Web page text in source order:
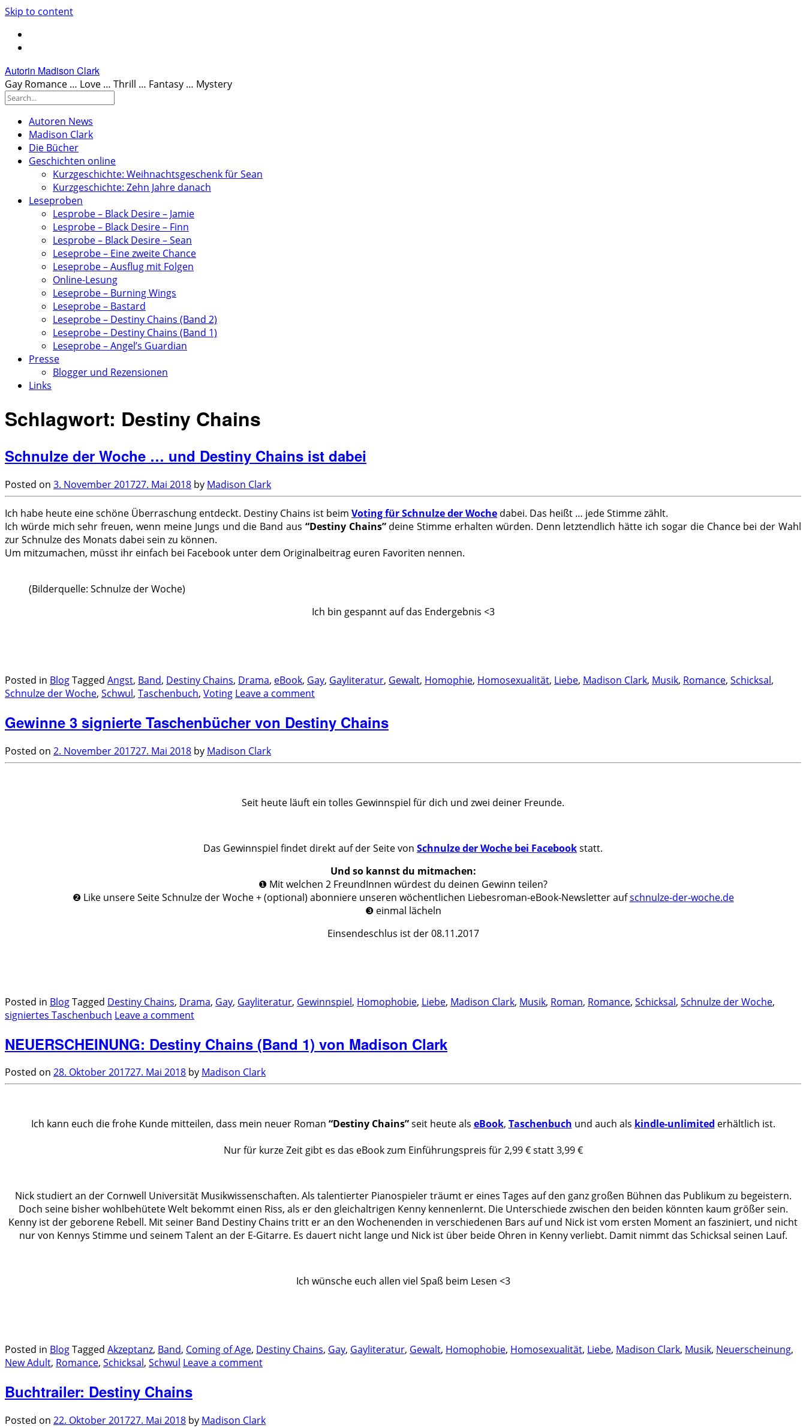
Skip to content
Autorin Madison Clark
Gay Romance … Love … Thrill … Fantasy … Mystery
Autoren News
Madison Clark
Die Bücher
Geschichten online
Kurzgeschichte: Weihnachtsgeschenk für Sean
Kurzgeschichte: Zehn Jahre danach
Leseproben
Lesprobe – Black Desire – Jamie
Lesprobe – Black Desire – Finn
Lesprobe – Black Desire – Sean
Leseprobe – Eine zweite Chance
Leseprobe – Ausflug mit Folgen
Online-Lesung
Leseprobe – Burning Wings
Leseprobe – Bastard
Leseprobe – Destiny Chains (Band 2)
Leseprobe – Destiny Chains (Band 1)
Leseprobe – Angel’s Guardian
Presse
Blogger und Rezensionen
Links
Schlagwort: Destiny Chains
Schnulze der Woche … und Destiny Chains ist dabei
Posted on 3. November 201727. Mai 2018 by Madison Clark
Ich habe heute eine schöne Überraschung entdeckt. Destiny Chains ist beim Voting für Schnulze der Woche dabei. Das heißt … jede Stimme zählt.
Ich würde mich sehr freuen, wenn meine Jungs und die Band aus “Destiny Chains”deine Stimme erhalten würden. Denn letztendlich hätte ich sogar die Chance bei der Wahl
zur Schnulze des Monats dabei sein zu können.
Um mitzumachen, müsst ihr einfach bei Facebook unter dem Originalbeitrag euren Favoriten nennen.
(Bilderquelle: Schnulze der Woche)
Ich bin gespannt auf das Endergebnis <3
Posted in BlogTagged Angst, Band, Destiny Chains, Drama, eBook, Gay, Gayliteratur, Gewalt, Homophie, Homosexualität, Liebe, Madison Clark, Musik, Romance, Schicksal,
Schnulze der Woche, Schwul, Taschenbuch, Voting Leave a comment
Gewinne 3 signierte Taschenbücher von Destiny Chains
Posted on 2. November 201727. Mai 2018 by Madison Clark
Seit heute läuft ein tolles Gewinnspiel für dich und zwei deiner Freunde.
Das Gewinnspiel findet direkt auf der Seite von Schnulze der Woche bei Facebookstatt.
Und so kannst du mitmachen:
❶ Mit welchen 2 FreundInnen würdest du deinen Gewinn teilen?
❷ Like unsere Seite Schnulze der Woche + (optional) abonniere unseren wöchentlichen Liebesroman-eBook-Newsletter aufschnulze-der-woche.de
❸ einmal lächeln
Einsendeschlus ist der 08.11.2017
Posted in BlogTagged Destiny Chains, Drama, Gay, Gayliteratur, Gewinnspiel, Homophobie, Liebe, Madison Clark, Musik, Roman, Romance, Schicksal, Schnulze der Woche,
signiertes Taschenbuch Leave a comment
NEUERSCHEINUNG: Destiny Chains (Band 1) von Madison Clark
Posted on 28. Oktober 201727. Mai 2018 by Madison Clark
Ich kann euch die frohe Kunde mitteilen, dass mein neuer Roman “Destiny Chains”seit heute als eBook, Taschenbuch und auch als kindle-unlimited erhältlich ist.
Nur für kurze Zeit gibt es das eBook zum Einführungspreis für 2,99 € statt 3,99 €
Nick studiert an der Cornwell Universität Musikwissenschaften. Als talentierter Pianospieler träumt er eines Tages auf den ganz großen Bühnen das Publikum zu begeistern.
Doch seine bisher wohlbehütete Welt bekommt einen Riss, als er den gleichaltrigen Kenny kennenlernt. Die Unterschiede zwischen den beiden könnten kaum größer sein.
Kenny ist der geborene Rebell. Mit seiner Band Destiny Chains tritt er an den Wochenenden in verschiedenen Bars auf und Nick ist vom ersten Moment an fasziniert, und nicht
nur von Kennys Stimme und seinem Talent an der E-Gitarre. Es dauert nicht lange und Nick ist über beide Ohren in Kenny verliebt. Damit nimmt das Schicksal seinen Lauf.
Ich wünsche euch allen viel Spaß beim Lesen <3
Posted in BlogTagged Akzeptanz, Band, Coming of Age, Destiny Chains, Gay, Gayliteratur, Gewalt, Homophobie, Homosexualität, Liebe, Madison Clark, Musik, Neuerscheinung,
New Adult, Romance, Schicksal, Schwul Leave a comment
Buchtrailer: Destiny Chains
Posted on 22. Oktober 201727. Mai 2018 by Madison Clark